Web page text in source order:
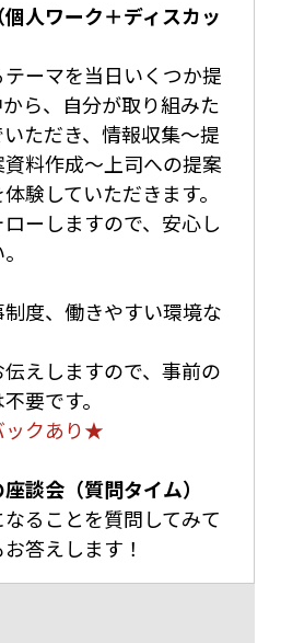
人ワーク＋ディスカッ
ーマを当日いくつか提
ら、自分が取り組みた
ただき、情報収集～提
料作成～上司への提案
験していただきます。
ーしますので、安心し
度、働きやすい環境な
えしますので、事前の
要です。
ックあり★
談会（質問タイム）
ることを質問してみて
答えします！